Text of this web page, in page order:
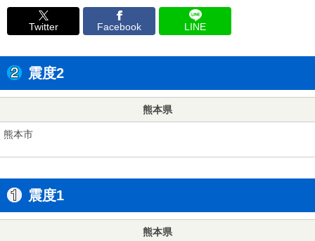
Twitter Facebook LINE
震度2
熊本県
熊本市
震度1
熊本県